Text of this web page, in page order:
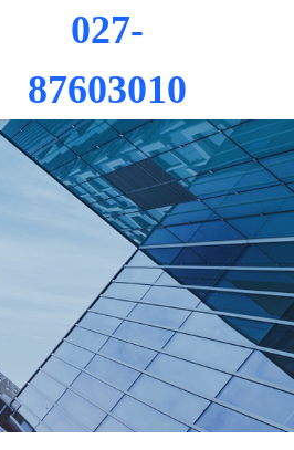
业部
剂
程
027-
87603010